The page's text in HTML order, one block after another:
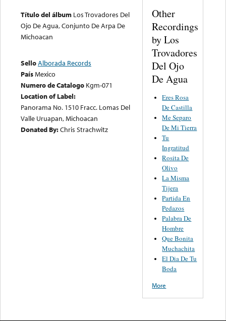
Título del álbum Los Trovadores Del
Ojo De Agua, Conjunto De Arpa De
Michoacan
SelloAlborada Records
PaísMexico
Numero de Catalogo Kgm-071
Location of Label:
Panorama No. 1510 Fracc. Lomas Del
Valle Uruapan, Michoacan
Donated By:Chris Strachwitz
Other
Recordings
by Los
Trovadores
Del Ojo
De Agua
Eres Rosa
De Castilla
Me Separo
De Mi Tierra
Tu
Ingratitud
Rosita De
Olivo
La Misma
Tijera
Partida En
Pedazos
Palabra De
Hombre
Que Bonita
Muchachita
El Dia De Tu
Boda
More